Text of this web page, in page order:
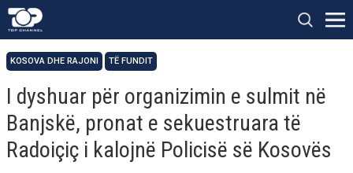
KOSOVA DHE RAJONI TË FUNDIT
I dyshuar për organizimin e sulmit në
Banjskë, pronat e sekuestruara të
Radoiçiç i kalojnë Policisë së Kosovës